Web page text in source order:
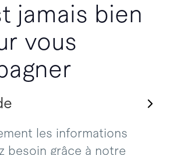
jamais bien
vous
les informations
besoin grâce à notre